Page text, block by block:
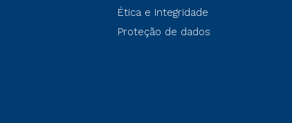
Ética e Integridade
Proteção de dados